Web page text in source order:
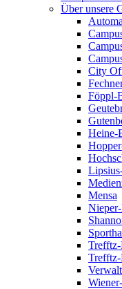
Über unsere
City
Föppl-
Heine-
Mensa